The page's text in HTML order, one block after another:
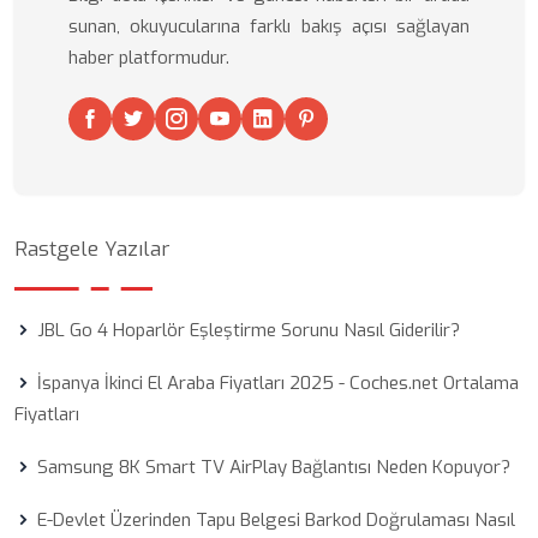
sunan, okuyucularına farklı bakış açısı sağlayan
haber platformudur.
Rastgele Yazılar
JBL Go 4 Hoparlör Eşleştirme Sorunu Nasıl Giderilir?
İspanya İkinci El Araba Fiyatları 2025 - Coches.net Ortalama
Fiyatları
Samsung 8K Smart TV AirPlay Bağlantısı Neden Kopuyor?
E-Devlet Üzerinden Tapu Belgesi Barkod Doğrulaması Nasıl